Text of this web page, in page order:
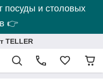
и столовых
👉
TELLER